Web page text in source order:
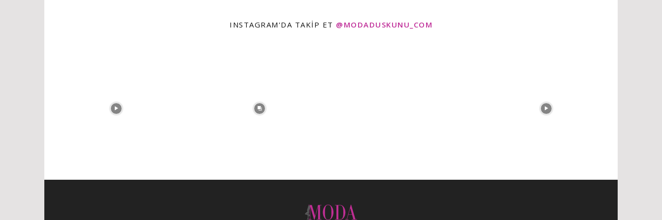
INSTAGRAM'DA TAKIP ET @MODADUSKUNU_COM